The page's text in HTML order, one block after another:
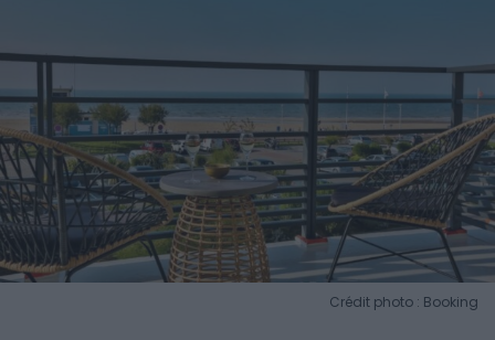
Crédit photo : Booking